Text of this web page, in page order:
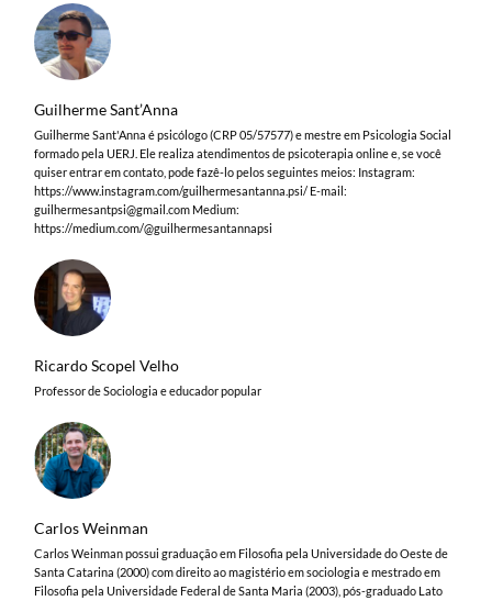
Guilherme Sant’Anna
Guilherme Sant'Anna é psicólogo (CRP 05/57577) e mestre em Psicologia Social
formado pela UERJ. Ele realiza atendimentos de psicoterapia online e, se você
quiser entrar em contato, pode fazê-lo pelos seguintes meios: Instagram:
https://www.instagram.com/guilhermesantanna.psi/ E-mail:
guilhermesantpsi@gmail.comMedium:
https://medium.com/@guilhermesantannapsi
Ricardo Scopel Velho
Professor de Sociologia e educador popular
Carlos Weinman
Carlos Weinman possui graduação em Filosofia pela Universidade do Oeste de
Santa Catarina (2000) com direito ao magistério em sociologia e mestrado em
Filosofia pela Universidade Federal de Santa Maria (2003), pós-graduado Lato